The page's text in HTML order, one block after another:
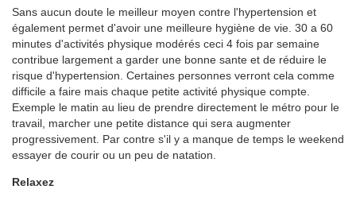
Sans aucun doute le meilleur moyen contre l'hypertension et
également permet d'avoir une meilleure hygiène de vie. 30 a 60
minutes d'activités physique modérés ceci 4 fois par semaine
contribue largement a garder une bonne sante et de réduire le
risque d'hypertension. Certaines personnes verront cela comme
difficile a faire mais chaque petite activité physique compte.
Exemple le matin au lieu de prendre directement le métro pour le
travail, marcher une petite distance qui sera augmenter
progressivement. Par contre s'il y a manque de temps le weekend
essayer de courir ou un peu de natation.
Relaxez